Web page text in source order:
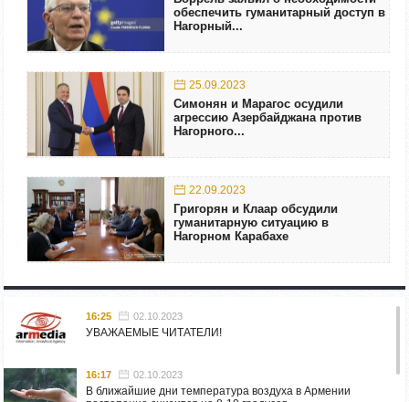
обеспечить гуманитарный доступ в
Нагорный...
25.09.2023
Симонян и Марагос осудили
агрессию Азербайджана против
Нагорного...
22.09.2023
Григорян и Клаар обсудили
гуманитарную ситуацию в
Нагорном Карабахе
16:25 02.10.2023
УВАЖАЕМЫЕ ЧИТАТЕЛИ!
16:17 02.10.2023
В ближайшие дни температура воздуха в Армении